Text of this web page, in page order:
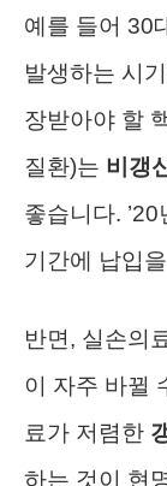
예를 들어 30
발생하는 시
장받아야 할
질환)는 비갱
좋습니다.
기간에 납입
반면, 실손의
이 자주 바뀔
료가 저렴한
하는 것이 현